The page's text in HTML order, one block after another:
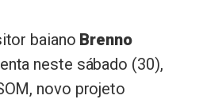
baiano Brenno
neste sábado (30),
novo projeto